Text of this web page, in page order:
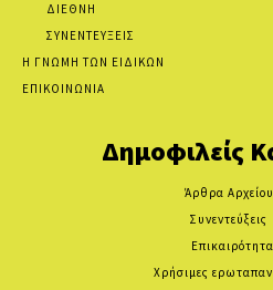
ΔΙΕΘΝΗ
ΣΥΝΕΝΤΕΥΞΕΙΣ
Η ΓΝΩΜΗ ΤΩΝ ΕΙΔΙΚΩΝ
ΕΠΙΚΟΙΝΩΝΙΑ
Δημοφιλείς
Άρθρα Αρχείου
Συνεντεύξεις
Επικαιρότητα
Χρήσιμες